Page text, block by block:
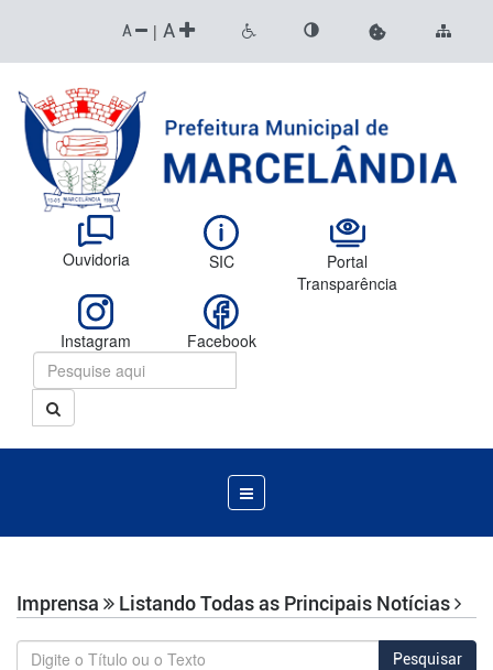
A | A
Ouvidoria SIC
Portal
Transparência
Instagram Facebook
Menu
de
Navegação
Imprensa Listando Todas as Principais Notícias
Pesquisar